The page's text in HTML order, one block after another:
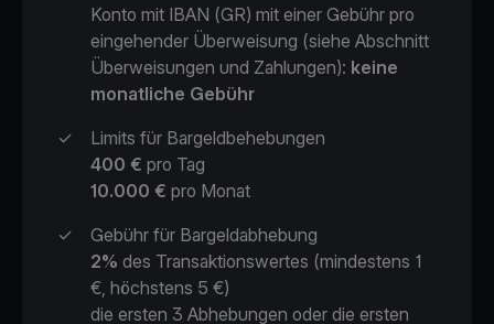
Konto mit IBAN (GR) mit einer Gebühr pro
eingehender Überweisung (siehe Abschnitt
Überweisungen und Zahlungen): keine
monatliche Gebühr
✓
Limits für Bargeldbehebungen
400 € pro Tag
10.000 € pro Monat
✓
Gebühr für Bargeldabhebung
2% des Transaktionswertes (mindestens 1
€, höchstens 5 €)
die ersten 3 Abhebungen oder die ersten